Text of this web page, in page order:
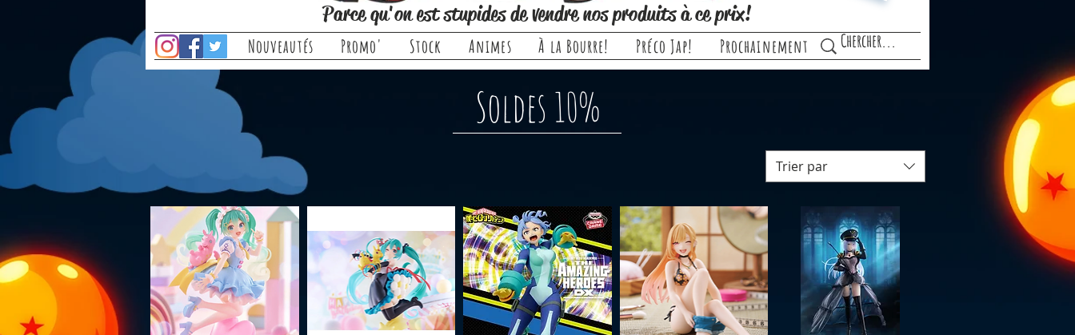
Parce qu'on est stupides de vendre nos produits à ce prix!
Nouveautés Promo' Stock Animes À la Bourre! Préco Jap! Prochainement
Trier par
Soldes 10%